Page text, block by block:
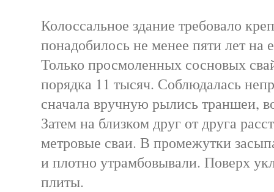
Колоссальное здание требовало
понадобилось не менее пяти лет на
Только просмоленных сосновых
порядка 11 тысяч. Соблюдалась
сначала вручную рылись траншеи,
Затем на близком друг от друга
метровые сваи. В промежутки
и плотно утрамбовывали. Поверх
плиты.